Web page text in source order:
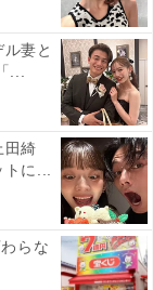
妻と
...
田綺
トに...
らな